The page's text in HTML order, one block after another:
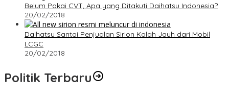
Belum Pakai CVT, Apa yang Ditakuti Daihatsu Indonesia?
20/02/2018
Daihatsu Santai Penjualan Sirion Kalah Jauh dari Mobil
LCGC
20/02/2018
Politik Terbaru